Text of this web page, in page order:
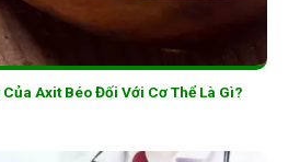
Axit Béo Đối Với Cơ Thể Là Gì?